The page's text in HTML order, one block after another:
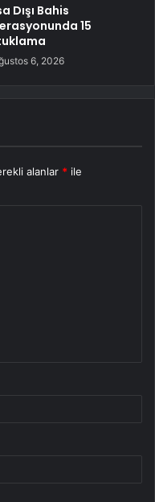
Dışı Bahis
15
6, 2026
alanlar * ile